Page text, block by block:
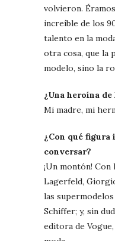
volvieron.
increíble de los
talento en la
otra cosa, que la
modelo, sino la
¿Una heroína
Mi madre, mi
¿Con qué
conversar?
¡Un montón!
Lagerfeld,
las
Schiffer; y, sin
editora de